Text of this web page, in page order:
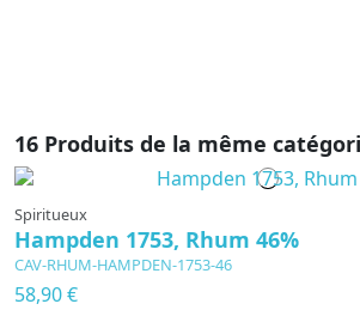
16 Produits de la même
Spiritueux
Hampden 1753, Rhum 46%
CAV-RHUM-HAMPDEN-1753-46
58,90 €